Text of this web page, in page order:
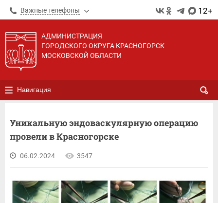
Важные телефоны 12+
АДМИНИСТРАЦИЯ
ГОРОДСКОГО ОКРУГА КРАСНОГОРСК
МОСКОВСКОЙ ОБЛАСТИ
Навигация
Уникальную эндоваскулярную операцию
провели в Красногорске
06.02.2024 3547